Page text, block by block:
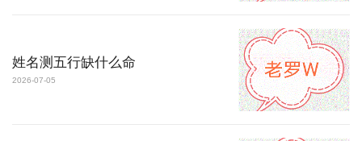
姓名测五行缺什么命
2026-07-05